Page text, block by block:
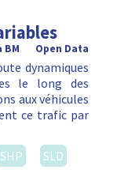
Open Data
BM
dynamiques
le long des
aux véhicules
ce trafic par
SHP
SLD